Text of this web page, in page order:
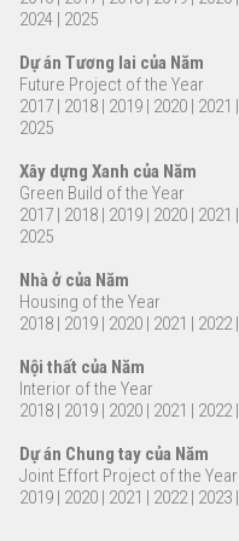
2024 | 2025
Dự án Tương lai của Năm
Future Project of the Year
2017 | 2018 | 2019 | 2020 | 2021 |
2025
Xây dựng Xanh của Năm
Green Build of the Year
2017 | 2018 | 2019 | 2020 | 2021 |
2025
Nhà ở của Năm
Housing of the Year
2018 | 2019 | 2020 | 2021 | 2022|
Nội thất của Năm
Interior of the Year
2018 | 2019 | 2020 | 2021 | 2022|
Dự án Chung tay của Năm
Joint Effort Project of the Year
2019 | 2020 | 2021 | 2022| 2023 |